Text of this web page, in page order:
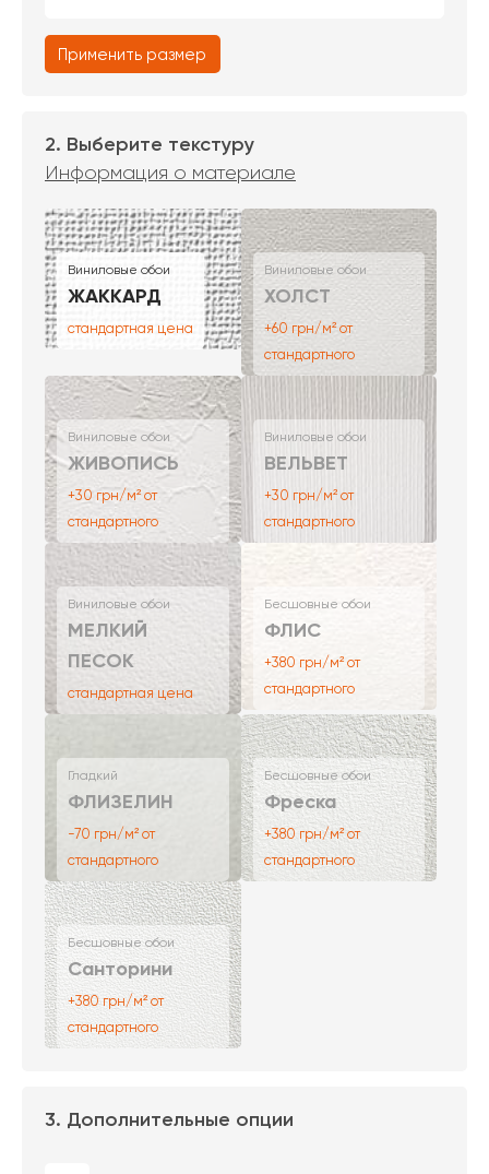
Применить размер
2. Выберите текстуру
Информация о материале
Виниловые обои
ЖАККАРД
стандартная цена
Виниловые обои
ХОЛСТ
+60 грн/м² от
стандартного
Виниловые обои
ЖИВОПИСЬ
+30 грн/м² от
стандартного
Виниловые обои
ВЕЛЬВЕТ
+30 грн/м² от
стандартного
Виниловые обои
МЕЛКИЙ
ПЕСОК
стандартная цена
Бесшовные обои
ФЛИС
+380 грн/м² от
стандартного
Гладкий
ФЛИЗЕЛИН
-70 грн/м² от
стандартного
Бесшовные обои
Фреска
+380 грн/м² от
стандартного
Бесшовные обои
Санторини
+380 грн/м² от
стандартного
3. Дополнительные опции